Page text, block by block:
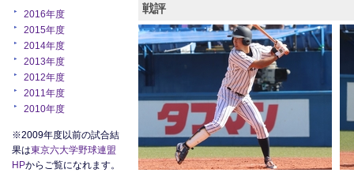
2016年度
2015年度
2014年度
2013年度
2012年度
2011年度
2010年度
※2009年度以前の試合結
果は東京六大学野球連盟
HPからご覧になれます。
戦評